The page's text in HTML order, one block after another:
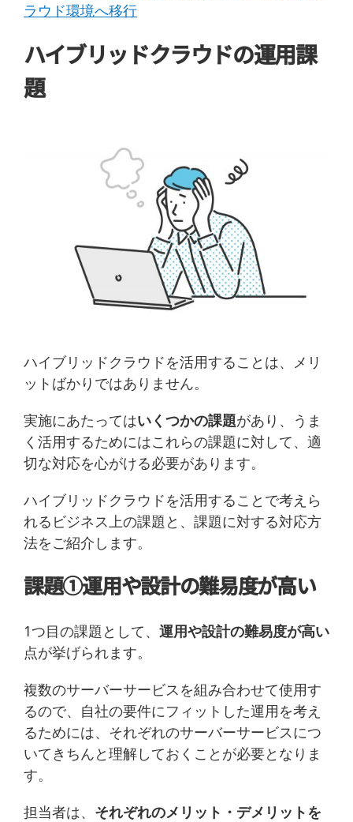
ラウド環境へ移行
ハイブリッドクラウドの運用課
題
ハイブリッドクラウドを活用することは、メリ
ットばかりではありません。
実施にあたってはいくつかの課題があり、うま
く活用するためにはこれらの課題に対して、適
切な対応を心がける必要があります。
ハイブリッドクラウドを活用することで考えら
れるビジネス上の課題と、課題に対する対応方
法をご紹介します。
課題①運用や設計の難易度が高い
1つ目の課題として、 運用や設計の難易度が高い
点が挙げられます。
複数のサーバーサービスを組み合わせて使用す
るので、自社の要件にフィットした運用を考え
るためには、それぞれのサーバーサービスにつ
いてきちんと理解しておくことが必要となりま
す。
担当者は、 それぞれのメリット・デメリットを